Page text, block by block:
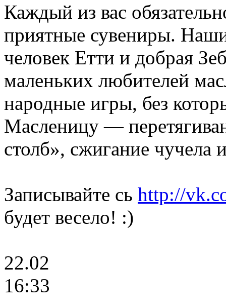
Каждый из вас
приятные сувениры.
человек Етти и добрая
маленьких любителей
народные игры, без
Масленицу —
столб», сжигание чучела
Записывайте сь http://
будет весело! :)
22.02
16:33